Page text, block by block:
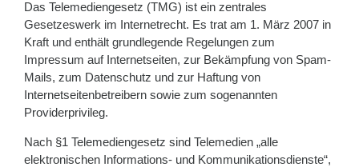
Das Telemediengesetz (TMG) ist ein zentrales
Gesetzeswerk im Internetrecht. Es trat am 1. März 2007 in
Kraft und enthält grundlegende Regelungen zum
Impressum auf Internetseiten, zur Bekämpfung von Spam-
Mails, zum Datenschutz und zur Haftung von
Internetseitenbetreibern sowie zum sogenannten
Providerprivileg.
Nach §1 Telemediengesetz sind Telemedien „alle
elektronischen Informations- und Kommunikationsdienste“,